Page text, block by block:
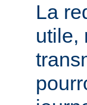
La
utile,